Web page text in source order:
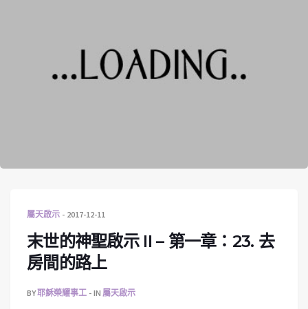
屬天啟示 2017-12-11
末世的神聖啟示 II – 第一章：23. 去
房間的路上
BY耶穌榮耀事工 IN 屬天啟示